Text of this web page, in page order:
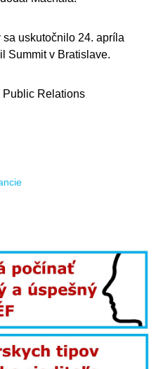
uskutočnilo 24. apríla
Summit v Bratislave.
Public Relations